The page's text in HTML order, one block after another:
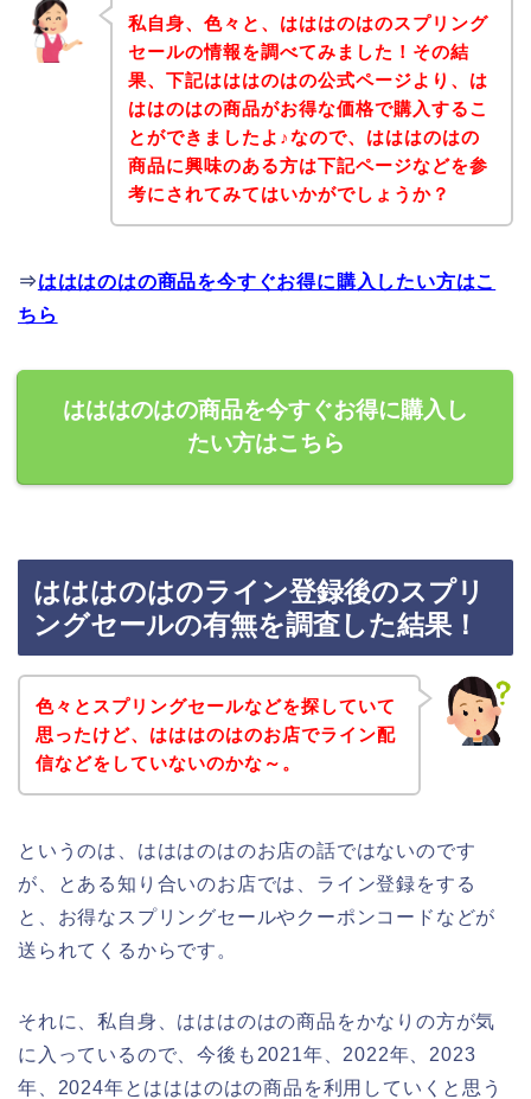
私自身、色々と、はははのはのスプリング
セールの情報を調べてみました！その結
果、下記はははのはの公式ページより、は
ははのはの商品がお得な価格で購入するこ
とができましたよ♪なので、はははのはの
商品に興味のある方は下記ページなどを参
考にされてみてはいかがでしょうか？
⇒はははのはの商品を今すぐお得に購入したい方はこ
ちら
はははのはの商品を今すぐお得に購入し
たい方はこちら
はははのはのライン登録後のスプリ
ングセールの有無を調査した結果！
色々とスプリングセールなどを探していて
思ったけど、はははのはのお店でライン配
信などをしていないのかな～。
というのは、はははのはのお店の話ではないのです
が、とある知り合いのお店では、ライン登録をする
と、お得なスプリングセールやクーポンコードなどが
送られてくるからです。
それに、私自身、はははのはの商品をかなりの方が気
に入っているので、今後も2021年、2022年、2023
年、2024年とはははのはの商品を利用していくと思う